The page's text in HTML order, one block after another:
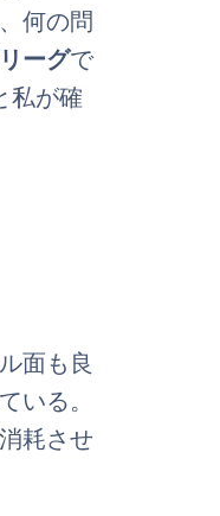
何の問
ーグで
私が確
面も良
いる。
耗させ